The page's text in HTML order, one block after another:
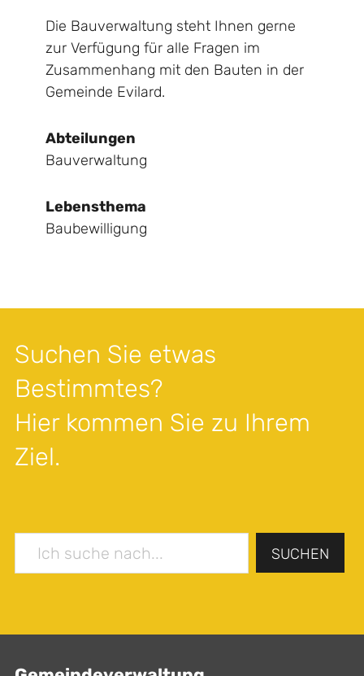
Die Bauverwaltung steht Ihnen gerne
zur Verfügung für alle Fragen im
Zusammenhang mit den Bauten in der
Gemeinde Evilard.
Abteilungen
Bauverwaltung
Lebensthema
Baubewilligung
Suchen Sie etwas
Bestimmtes?
Hier kommen Sie zu Ihrem
Ziel.
SUCHEN